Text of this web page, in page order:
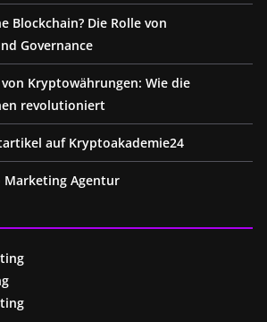
Blockchain? Die Rolle von
Governance
Kryptowährungen: Wie die
revolutioniert
auf Kryptoakademie24
Marketing Agentur